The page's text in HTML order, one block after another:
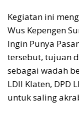
Kegiatan ini
Wus Kepengen
Ingin Punya
tersebut, tujuan
sebagai wadah
LDII Klaten, DPD
untuk saling